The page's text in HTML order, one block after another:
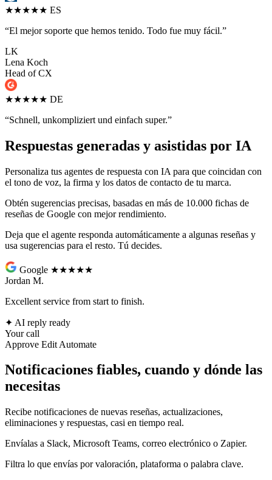
★★★★★ ES
“El mejor soporte que hemos tenido. Todo fue muy fácil.”
LK
Lena Koch
Head of CX
★★★★★ DE
“Schnell, unkompliziert und einfach super.”
Respuestas generadas y asistidas por IA
Personaliza tus agentes de respuesta con IA para que coincidan con
el tono de voz, la firma y los datos de contacto de tu marca.
Obtén sugerencias precisas, basadas en más de 10.000 fichas de
reseñas de Google con mejor rendimiento.
Deja que el agente responda automáticamente a algunas reseñas y
usa sugerencias para el resto. Tú decides.
Google ★★★★★
Jordan M.
Excellent service from start to finish.
✦ AI reply ready
Your call
Approve Edit Automate
Notificaciones fiables, cuando y dónde las
necesitas
Recibe notificaciones de nuevas reseñas, actualizaciones,
eliminaciones y respuestas, casi en tiempo real.
Envíalas a Slack, Microsoft Teams, correo electrónico o Zapier.
Filtra lo que envías por valoración, plataforma o palabra clave.